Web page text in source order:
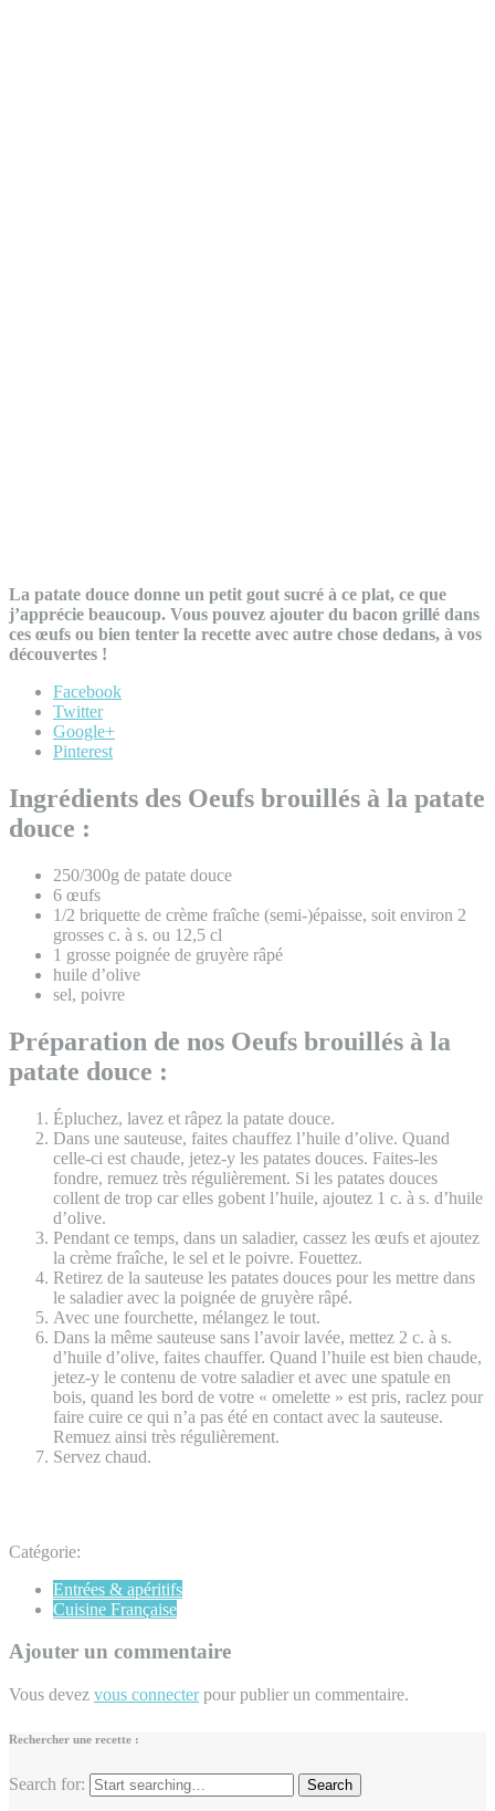
La patate douce donne un petit gout sucré à ce plat, ce que
j’apprécie beaucoup. Vous pouvez ajouter du bacon grillé dans
ces œufs ou bien tenter la recette avec autre chose dedans, à vos
découvertes !
Facebook
Twitter
Google+
Pinterest
Ingrédients des Oeufs brouillés à la patate
douce :
250/300g de patate douce
6 œufs
1/2 briquette de crème fraîche (semi-)épaisse, soit environ 2
grosses c. à s. ou 12,5 cl
1 grosse poignée de gruyère râpé
huile d’olive
sel, poivre
Préparation de nos Oeufs brouillés à la
patate douce :
Épluchez, lavez et râpez la patate douce.
Dans une sauteuse, faites chauffez l’huile d’olive. Quand
celle-ci est chaude, jetez-y les patates douces. Faites-les
fondre, remuez très régulièrement. Si les patates douces
collent de trop car elles gobent l’huile, ajoutez 1 c. à s. d’huile
d’olive.
Pendant ce temps, dans un saladier, cassez les œufs et ajoutez
la crème fraîche, le sel et le poivre. Fouettez.
Retirez de la sauteuse les patates douces pour les mettre dans
le saladier avec la poignée de gruyère râpé.
Avec une fourchette, mélangez le tout.
Dans la même sauteuse sans l’avoir lavée, mettez 2 c. à s.
d’huile d’olive, faites chauffer. Quand l’huile est bien chaude,
jetez-y le contenu de votre saladier et avec une spatule en
bois, quand les bord de votre « omelette » est pris, raclez pour
faire cuire ce qui n’a pas été en contact avec la sauteuse.
Remuez ainsi très régulièrement.
Servez chaud.
Catégorie:
Entrées & apéritifs
Cuisine Française
Ajouter un commentaire
Vous devez vous connecterpour publier un commentaire.
Rechercher une recette :
Search for: